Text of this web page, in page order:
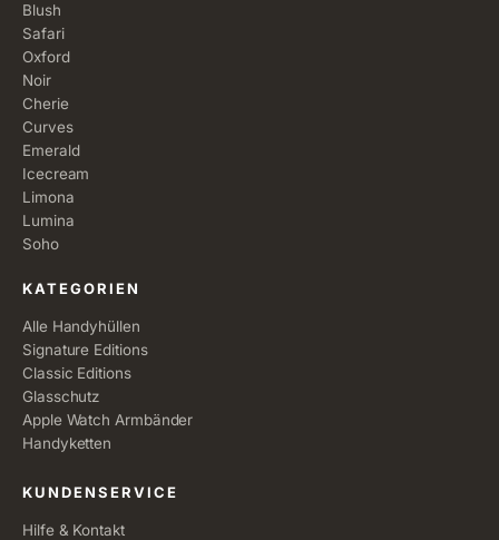
Blush
Safari
Oxford
Noir
Cherie
Curves
Emerald
Icecream
Limona
Lumina
Soho
KATEGORIEN
Alle Handyhüllen
Signature Editions
Classic Editions
Glasschutz
Apple Watch Armbänder
Handyketten
KUNDENSERVICE
Hilfe & Kontakt